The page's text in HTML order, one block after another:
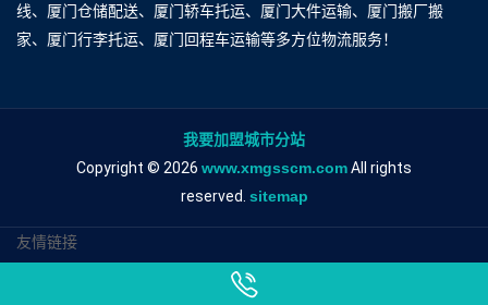
线、厦门仓储配送、厦门轿车托运、厦门大件运输、厦门搬厂搬
家、厦门行李托运、厦门回程车运输等多方位物流服务！
我要加盟城市分站
Copyright © 2026 www.xmgsscm.comAll rights
reserved. sitemap
友情链接
厦门到成都物流公司